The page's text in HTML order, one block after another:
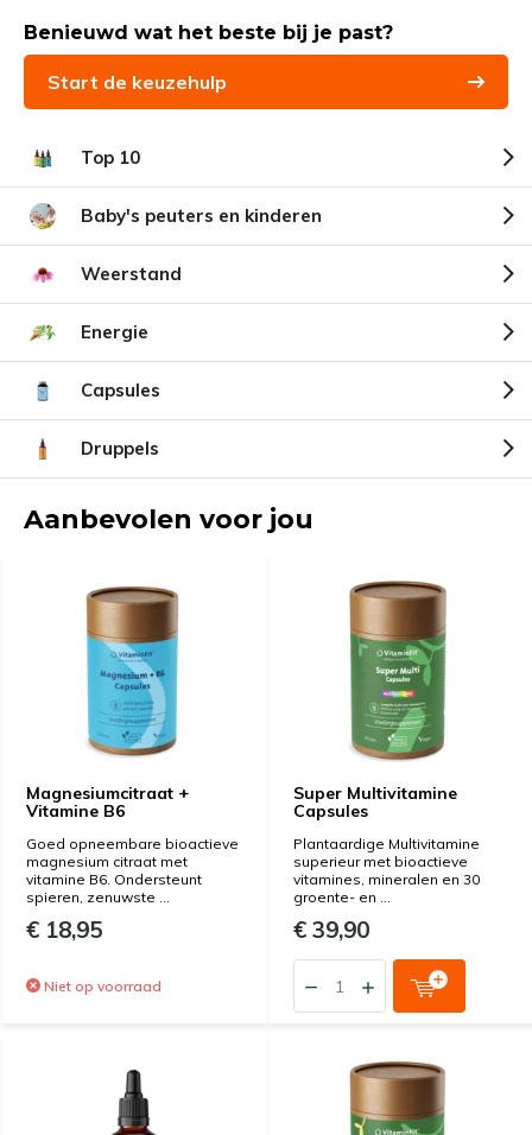
Benieuwd wat het beste bij je past?
Start de keuzehulp
Top 10
Baby's peuters en kinderen
Weerstand
Energie
Capsules
Druppels
Aanbevolen voor jou
Magnesiumcitraat +
Vitamine B6
Goed opneembare bioactieve
magnesium citraat met
vitamine B6. Ondersteunt
spieren, zenuwste ...
€ 18,95
Niet op voorraad
Super Multivitamine
Capsules
Plantaardige Multivitamine
superieur met bioactieve
vitamines, mineralen en 30
groente- en ...
€ 39,90